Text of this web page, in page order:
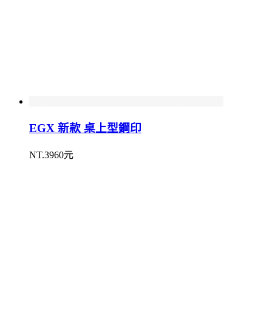
EGX 新款 桌上型鋼印
NT.3960元